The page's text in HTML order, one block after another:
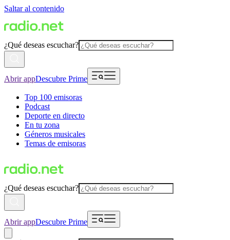
Saltar al contenido
¿Qué deseas escuchar?
Abrir appDescubre Prime
Top 100 emisoras
Podcast
Deporte en directo
En tu zona
Géneros musicales
Temas de emisoras
¿Qué deseas escuchar?
Abrir appDescubre Prime